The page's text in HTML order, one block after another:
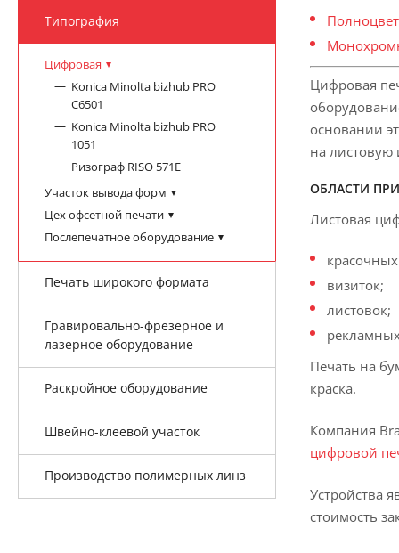
Типография
Цифровая
Konica Minolta bizhub PRO
C6501
Konica Minolta bizhub PRO
1051
Ризограф RISO 571E
Участок вывода форм
Цех офсетной печати
Послепечатное оборудование
Печать широкого формата
Гравировально-фрезерное и
лазерное оборудование
Раскройное оборудование
Швейно-клеевой участок
Производство полимерных линз
Цифровая
основании
на
ОБЛАСТИ
Листовая
визиток;
листовок;
Печать на
краска.
Компания
цифровой
Устройства
стоимость